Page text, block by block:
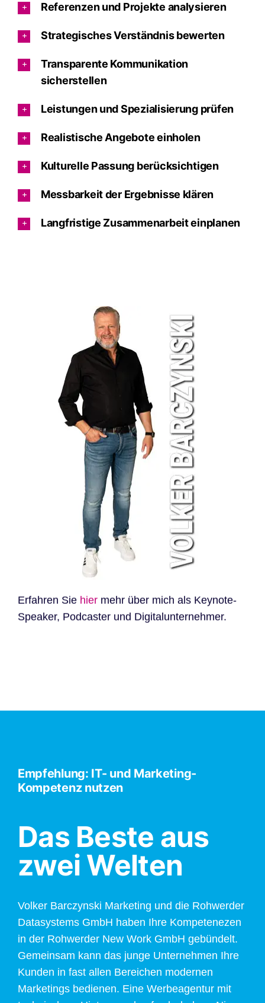
Referenzen und Projekte analysieren
Strategisches Verständnis bewerten
Transparente Kommunikation
sicherstellen
Leistungen und Spezialisierung prüfen
Realistische Angebote einholen
Kulturelle Passung berücksichtigen
Messbarkeit der Ergebnisse klären
Langfristige Zusammenarbeit einplanen
Erfahren Sie hiermehr über mich als Keynote-
Speaker, Podcaster und Digitalunternehmer.
Empfehlung: IT- und Marketing-
Kompetenz nutzen
Das Beste aus
zwei Welten
Volker Barczynski Marketing und die Rohwerder
Datasystems GmbH haben Ihre Kompetenezen
in der Rohwerder New Work GmbH gebündelt.
Gemeinsam kann das junge Unternehmen Ihre
Kunden in fast allen Bereichen modernen
Marketings bedienen. Eine Werbeagentur mit